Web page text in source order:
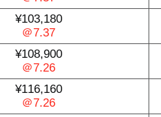
¥103,180
＠7.37
¥108,900
＠7.26
¥116,160
＠7.26